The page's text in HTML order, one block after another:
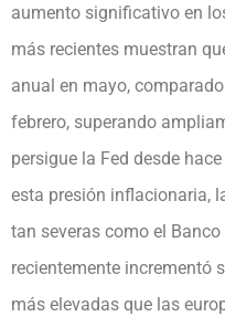
aumento significativo en
más recientes muestran
anual en mayo,
febrero, superando
persigue la Fed desde
esta presión inflacionaria,
tan severas como el Banco
recientemente incrementó
más elevadas que las